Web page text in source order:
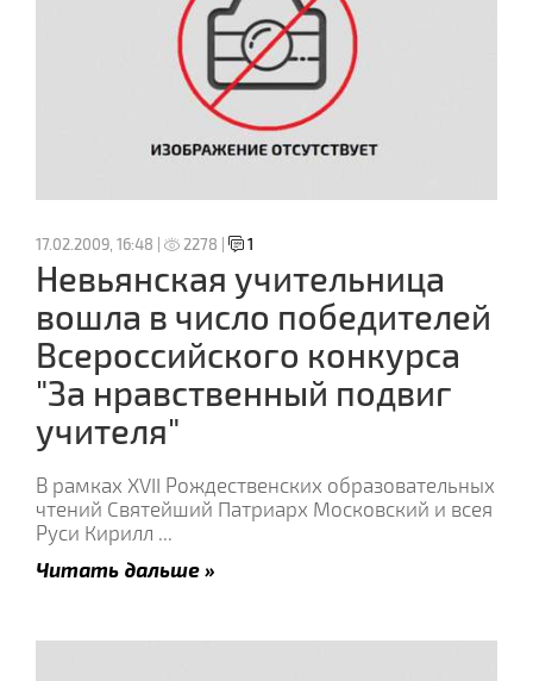
17.02.2009, 16:48 | 2278 | 1
Невьянская учительница
вошла в число победителей
Всероссийского конкурса
"За нравственный подвиг
учителя"
В рамках XVII Рождественских образовательных
чтений Святейший Патриарх Московский и всея
Руси Кирилл ...
Читать дальше »